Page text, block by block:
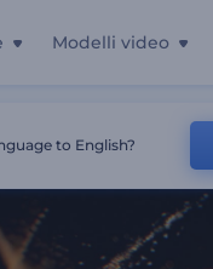
Modelli video
to English?